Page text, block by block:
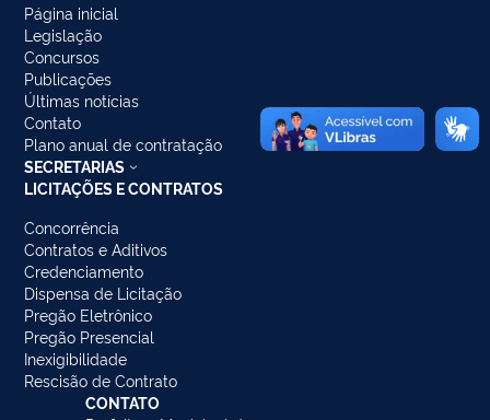
Página inicial
Legislação
Concursos
Publicações
Últimas notícias
Contato
Plano anual de contratação
SECRETARIAS
LICITAÇÕES E CONTRATOS
Concorrência
Contratos e Aditivos
Credenciamento
Dispensa de Licitação
Pregão Eletrônico
Pregão Presencial
Inexigibilidade
Rescisão de Contrato
CONTATO